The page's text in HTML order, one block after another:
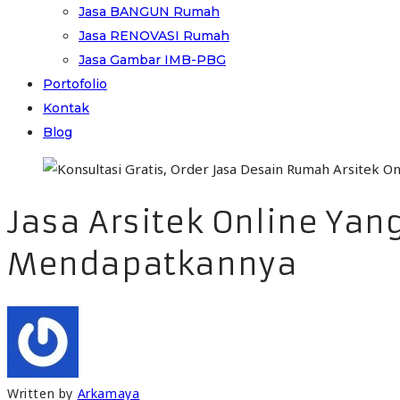
Jasa BANGUN Rumah
Jasa RENOVASI Rumah
Jasa Gambar IMB-PBG
Portofolio
Kontak
Blog
Jasa Arsitek Online
Mendapatkannya
Written by Arkamaya